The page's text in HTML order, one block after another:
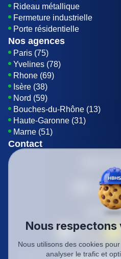
Rideau métallique
Fermeture industrielle
Porte résidentielle
Nos agences
Paris (75)
Yvelines (78)
Rhone (69)
Isère (38)
Nord (59)
Bouches-du-Rhône (13)
Haute-Garonne (31)
Marne (51)
Contact
Envoyer
Être
SIREN:
Charte qualité Mentions légales
Nous
Nous utilisons des cookies
analyser le trafic et